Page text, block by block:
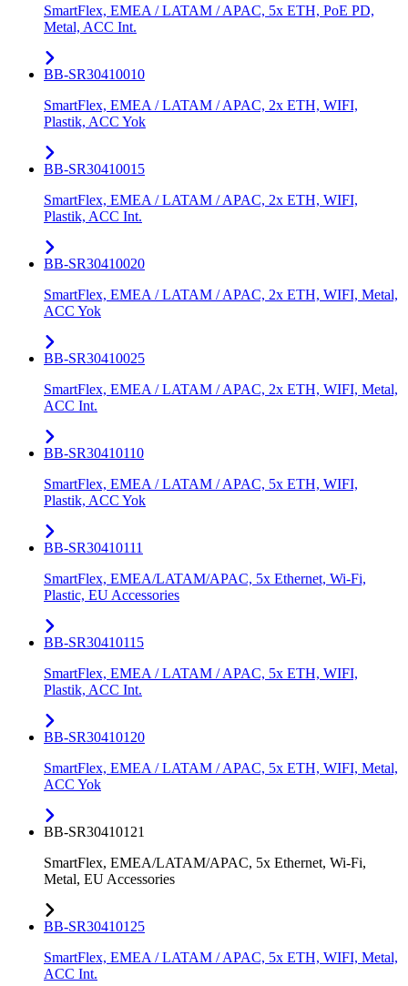
SmartFlex, EMEA / LATAM / APAC, 5x ETH, PoE PD,
Metal, ACC Int.
BB-SR30410010
SmartFlex, EMEA / LATAM / APAC, 2x ETH, WIFI,
Plastik, ACC Yok
BB-SR30410015
SmartFlex, EMEA / LATAM / APAC, 2x ETH, WIFI,
Plastik, ACC Int.
BB-SR30410020
SmartFlex, EMEA / LATAM / APAC, 2x ETH, WIFI, Metal,
ACC Yok
BB-SR30410025
SmartFlex, EMEA / LATAM / APAC, 2x ETH, WIFI, Metal,
ACC Int.
BB-SR30410110
SmartFlex, EMEA / LATAM / APAC, 5x ETH, WIFI,
Plastik, ACC Yok
BB-SR30410111
SmartFlex, EMEA/LATAM/APAC, 5x Ethernet, Wi-Fi,
Plastic, EU Accessories
BB-SR30410115
SmartFlex, EMEA / LATAM / APAC, 5x ETH, WIFI,
Plastik, ACC Int.
BB-SR30410120
SmartFlex, EMEA / LATAM / APAC, 5x ETH, WIFI, Metal,
ACC Yok
BB-SR30410121
SmartFlex, EMEA/LATAM/APAC, 5x Ethernet, Wi-Fi,
Metal, EU Accessories
BB-SR30410125
SmartFlex, EMEA / LATAM / APAC, 5x ETH, WIFI, Metal,
ACC Int.